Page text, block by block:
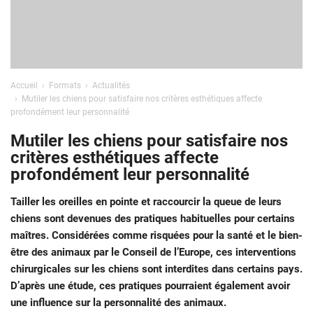
Accueil Formats
Actualités
Mutiler les chiens pour satisfaire nos critères esthétiques affecte
profondément leur personnalité
Mutiler les chiens pour satisfaire nos
critères esthétiques affecte
profondément leur personnalité
Tailler les oreilles en pointe et raccourcir la queue de leurs
chiens sont devenues des pratiques habituelles pour certains
maîtres. Considérées comme risquées pour la santé et le bien-
être des animaux par le Conseil de l’Europe, ces interventions
chirurgicales sur les chiens sont interdites dans certains pays.
D’après une étude, ces pratiques pourraient également avoir
une influence sur la personnalité des animaux.